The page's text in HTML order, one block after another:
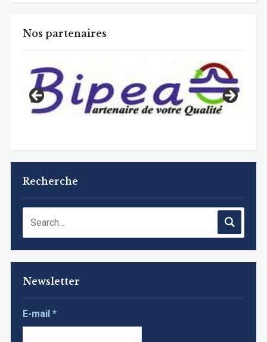
Nos partenaires
Recherche
Newsletter
E-mail *